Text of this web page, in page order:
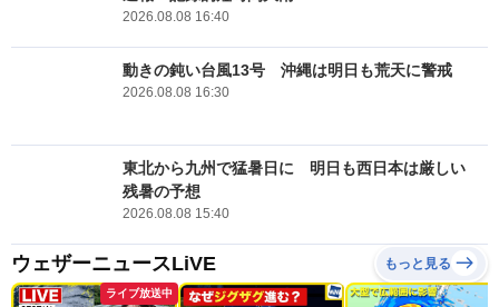
2026.08.08 16:40
動きの鈍い台風13号 沖縄は明日も荒天に警戒
2026.08.08 16:30
東北から九州で猛暑日に 明日も西日本は厳しい
残暑の予想
2026.08.08 15:40
ウェザーニュースLiVE もっと見る
ライブ放送中